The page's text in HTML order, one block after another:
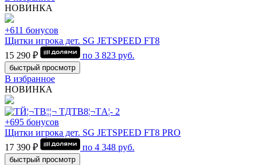
НОВИНКА
+611 бонусов
Щитки игрока дет. SG JETSPEED FT8
15 290 ₽
по 3 823 руб.
быстрый просмотр
В избранное
НОВИНКА
+695 бонусов
Щитки игрока дет. SG JETSPEED FT8 PRO
17 390 ₽
по 4 348 руб.
быстрый просмотр